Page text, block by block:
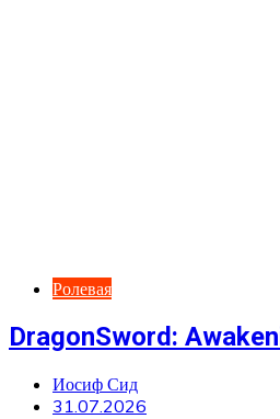
Ролевая
DragonSword:
Иосиф Сид
31.07.2026